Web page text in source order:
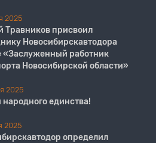
2025
Травников присвоил
Новосибирскавтодора
«Заслуженный работник
Новосибирской области»
2025
единства!
2025
определил